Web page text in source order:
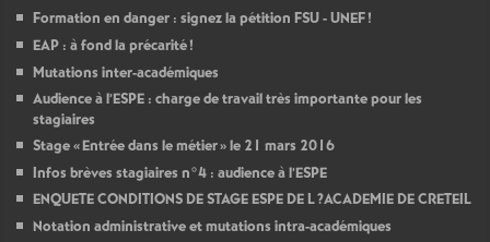
Formation en danger : signez la pétition FSU-UNEF!
EAP : à fond la précarité!
Mutations inter-académiques
Audience à l’ESPE : charge de travail très importante pour les
stagiaires
Stage «Entrée dans le métier» le 21 mars 2016
Infos brèves stagiaires n°4 : audience à l’ESPE
ENQUETECONDITIONS DESTAGEESPE DEL?ACADEMIE DECRETEIL
Notation administrative et mutations intra-académiques